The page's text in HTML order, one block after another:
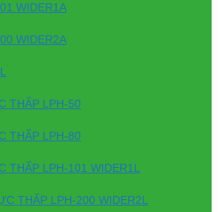
WIDER1A
WIDER2A
THẤP LPH-50
THẤP LPH-80
THẤP LPH-101 WIDER1L
THẤP LPH-200 WIDER2L